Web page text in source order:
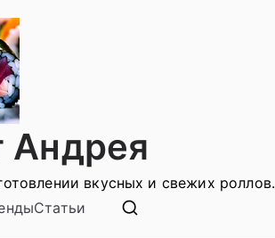
Андрея
вкусных и свежих роллов.
Статьи